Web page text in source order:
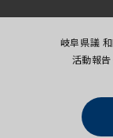
岐阜県議
活動報